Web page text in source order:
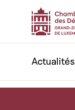
Actualités